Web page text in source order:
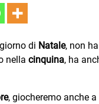
di Natale, non
nella cinquina, ha
, giocheremo anche a